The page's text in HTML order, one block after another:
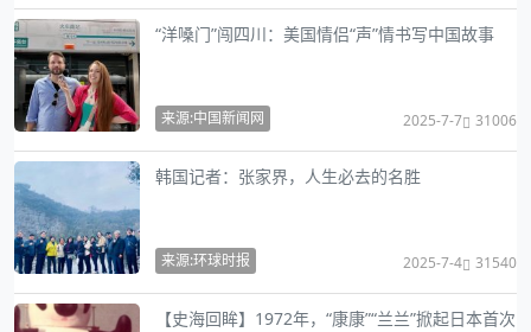
“洋嗓门”闯四川：美国情侣“声”情书写中国故事
来源:中国新闻网 2025-7-7 31006
韩国记者：张家界，人生必去的名胜
来源:环球时报 2025-7-4 31540
【史海回眸】1972年，“康康”“兰兰”掀起日本首次